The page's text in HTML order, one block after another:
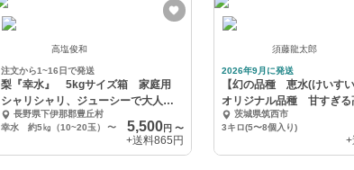
高塩俊和
注文から1~16日で発送
梨『幸水』 5kgサイズ箱 家庭用
シャリシャリ、ジューシーで大人
気！！
長野県下伊那郡豊丘村
幸水 約5㎏（10~20玉）
〜 5,500円 〜
+送料865円
須藤龍太郎
2026年9月に発送
【幻の品種 恵水(けいす
オリジナル品種 甘すぎる
茨城県筑西市
3キロ(5〜8個入り)